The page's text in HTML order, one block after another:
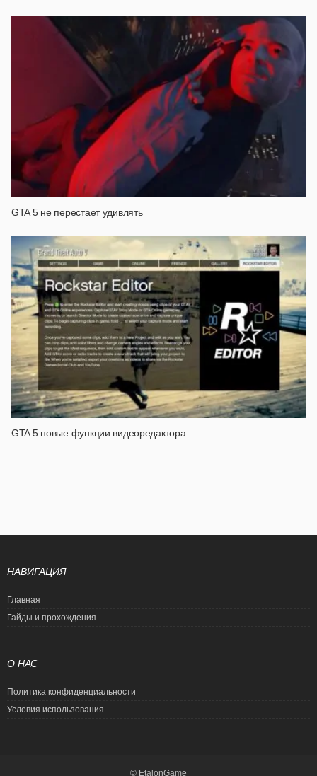
GTA 5 не перестает удивлять
GTA 5 новые функции видеоредактора
НАВИГАЦИЯ
Главная
Гайды и прохождения
О НАС
Политика конфиденциальности
Условия использования
© EtalonGame